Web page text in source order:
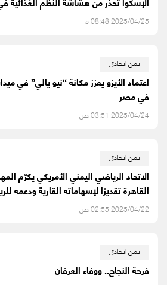
2025/04/25 08:48 م
يمن اتحادي
اعتماد الأيزو يعزز مكانة “نيو يالي” في
في مصر
2025/04/24 03:51 ص
يمن اتحادي
الاتحاد الرياضي اليمني الأمريكي يكرّم
القاهرة تقديرًا لإسهاماته القارية ودعمه
2025/04/22 02:55 ص
يمن اتحادي
فرحة النجاح.. ووفاء العرفان